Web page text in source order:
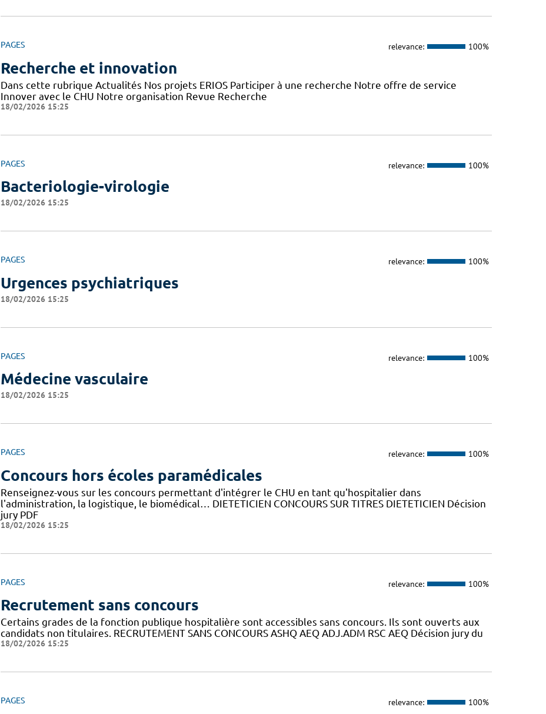
PAGES relevance: 100%
Recherche et innovation
Dans cette rubrique Actualités Nos projets ERIOS Participer à une recherche Notre offre de service
Innover avec le CHU Notre organisation Revue Recherche
18/02/2026 15:25
PAGES relevance: 100%
Bacteriologie-virologie
18/02/2026 15:25
PAGES relevance: 100%
Urgences psychiatriques
18/02/2026 15:25
PAGES relevance: 100%
Médecine vasculaire
18/02/2026 15:25
PAGES relevance: 100%
Concours hors écoles paramédicales
Renseignez-vous sur les concours permettant d'intégrer le CHU en tant qu'hospitalier dans
l'administration, la logistique, le biomédical… DIETETICIEN CONCOURS SUR TITRES DIETETICIEN Décision
jury PDF
18/02/2026 15:25
PAGES relevance: 100%
Recrutement sans concours
Certains grades de la fonction publique hospitalière sont accessibles sans concours. Ils sont ouverts aux
candidats non titulaires. RECRUTEMENT SANS CONCOURS ASHQ AEQ ADJ.ADM RSC AEQ Décision jury du
18/02/2026 15:25
PAGES relevance: 100%